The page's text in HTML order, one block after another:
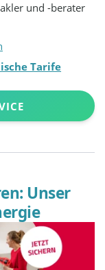
und -berater
Tarife
Unser